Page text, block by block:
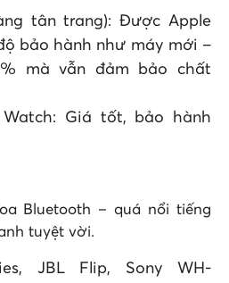
tân trang): Được Apple
bảo hành như máy mới –
mà vẫn đảm bảo chất
Watch: Giá tốt, bảo hành
Bluetooth – quá nổi tiếng
tuyệt vời.
JBL Flip, Sony WH-